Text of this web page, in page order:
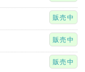
販売中
販売中
販売中